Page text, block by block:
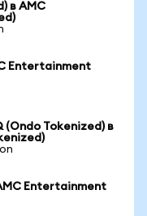
в AMC
Entertainment
(Ondo Tokenized) в
Entertainment